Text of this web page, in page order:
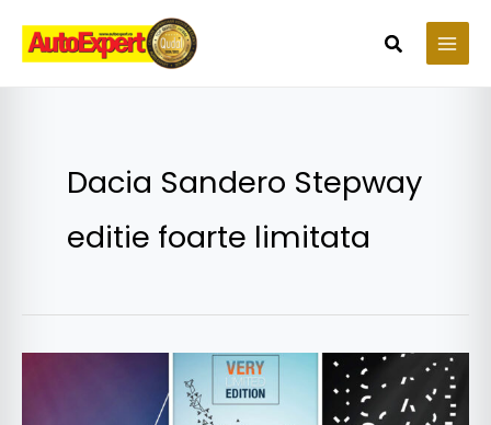
content
Search
Dacia Sandero Stepway
editie foarte limitata